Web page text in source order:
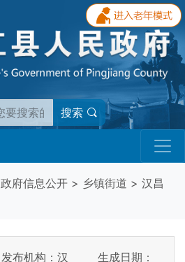
搜索
政府信息公开 > 乡镇街道 > 汉昌
发布机构：汉
生成日期：